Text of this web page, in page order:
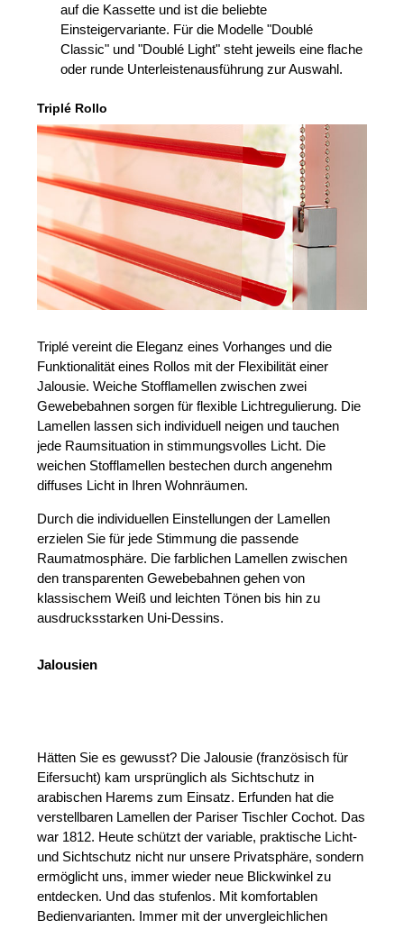
auf die Kassette und ist die beliebte
Einsteigervariante. Für die Modelle "Doublé
Classic" und "Doublé Light" steht jeweils eine flache
oder runde Unterleistenausführung zur Auswahl.
Triplé Rollo
Triplé vereint die Eleganz eines Vorhanges und die
Funktionalität eines Rollos mit der Flexibilität einer
Jalousie. Weiche Stofflamellen zwischen zwei
Gewebebahnen sorgen für flexible Lichtregulierung. Die
Lamellen lassen sich individuell neigen und tauchen
jede Raumsituation in stimmungsvolles Licht. Die
weichen Stofflamellen bestechen durch angenehm
diffuses Licht in Ihren Wohnräumen.
Durch die individuellen Einstellungen der Lamellen
erzielen Sie für jede Stimmung die passende
Raumatmosphäre. Die farblichen Lamellen zwischen
den transparenten Gewebebahnen gehen von
klassischem Weiß und leichten Tönen bis hin zu
ausdrucksstarken Uni-Dessins.
Jalousien
Hätten Sie es gewusst? Die Jalousie (französisch für
Eifersucht) kam ursprünglich als Sichtschutz in
arabischen Harems zum Einsatz. Erfunden hat die
verstellbaren Lamellen der Pariser Tischler Cochot. Das
war 1812. Heute schützt der variable, praktische Licht-
und Sichtschutz nicht nur unsere Privatsphäre, sondern
ermöglicht uns, immer wieder neue Blickwinkel zu
entdecken. Und das stufenlos. Mit komfortablen
Bedienvarianten. Immer mit der unvergleichlichen